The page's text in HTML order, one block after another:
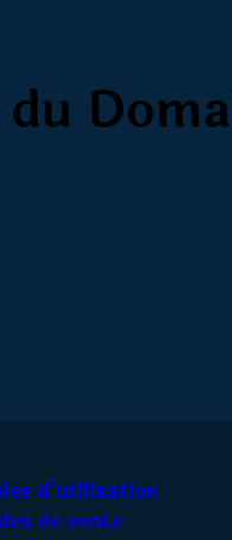
du
d’utilisation
de vente